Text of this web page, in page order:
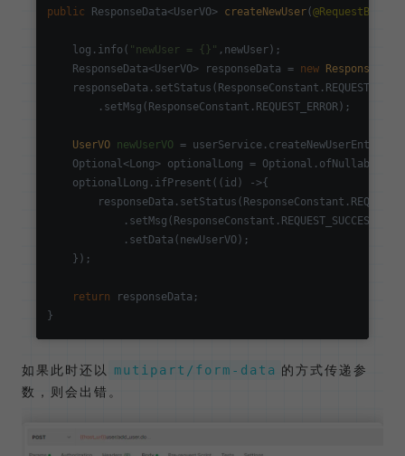
public ResponseData<UserVO> createNewUser(@RequestBody
log.info( "newUser = {}" ,newUser);
ResponseData<UserVO> responseData = new ResponseData
.setMsg(ResponseConstant.REQUEST_ERROR);
UserVO newUserVO =
Optional<Long> optionalLong =
optionalLong.ifPresent((id) ->{
.setMsg(ResponseConstant.REQUEST_SUCCESS)
.setData(newUserVO);
});
return responseData;
如果此时还以 mutipart/form-data 的方式传递参
数，则会出错。